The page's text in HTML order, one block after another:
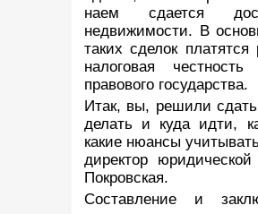
наем сдается
недвижимости. В
таких сделок
налоговая
правового государства.
Итак, вы, решили
делать и куда идти,
какие нюансы
директор
Покровская.
Составление и